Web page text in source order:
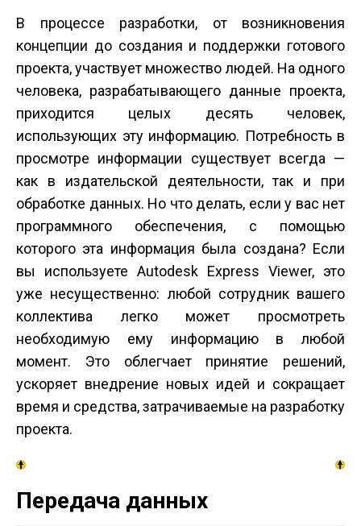
В процессе разработки, от возникновения
концепции до создания и поддержки готового
проекта, участвует множество людей. На одного
человека, разрабатывающего данные проекта,
приходится целых десять человек,
использующих эту информацию. Потребность в
просмотре информации существует всегда —
как в издательской деятельности, так и при
обработке данных. Но что делать, если у вас нет
программного обеспечения, с помощью
которого эта информация была создана? Если
вы используете Autodesk Express Viewer, это
уже несущественно: любой сотрудник вашего
коллектива легко может просмотреть
необходимую ему информацию в любой
момент. Это облегчает принятие решений,
ускоряет внедрение новых идей и сокращает
время и средства, затрачиваемые на разработку
проекта.
Передача данных